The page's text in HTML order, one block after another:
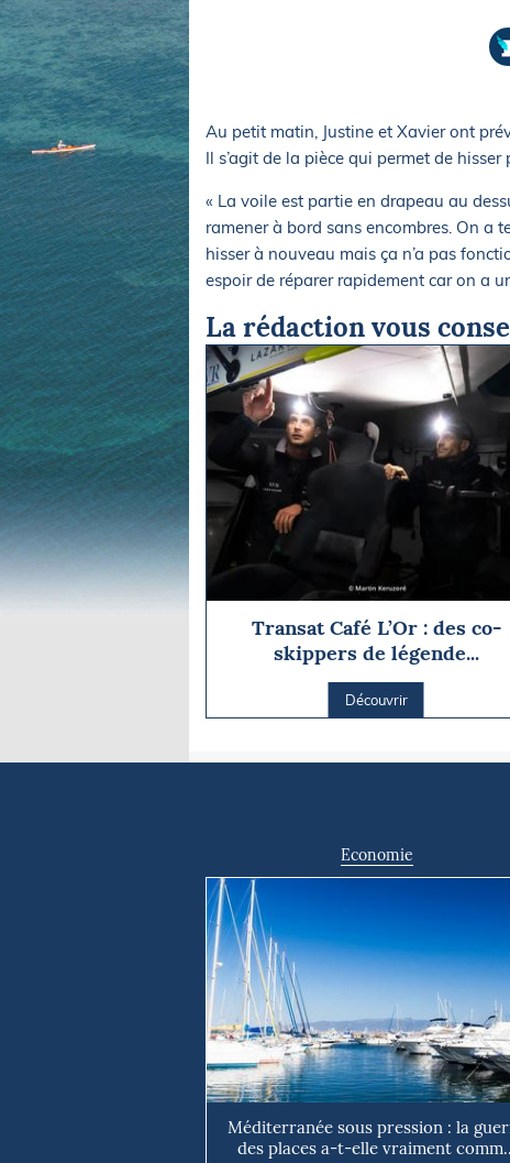
Au petit matin, Justine et Xavier ont
Il s’agit de la pièce qui permet de
« La voile est partie en drapeau au
ramener à bord sans encombres. On a
hisser à nouveau mais ça n’a pas
espoir de réparer rapidement car on a
La rédaction vous
Transat Café L’Or : des co-
skippers de légende...
Découvrir
Economie
Méditerranée sous pression : la
des places a-t-elle vraiment